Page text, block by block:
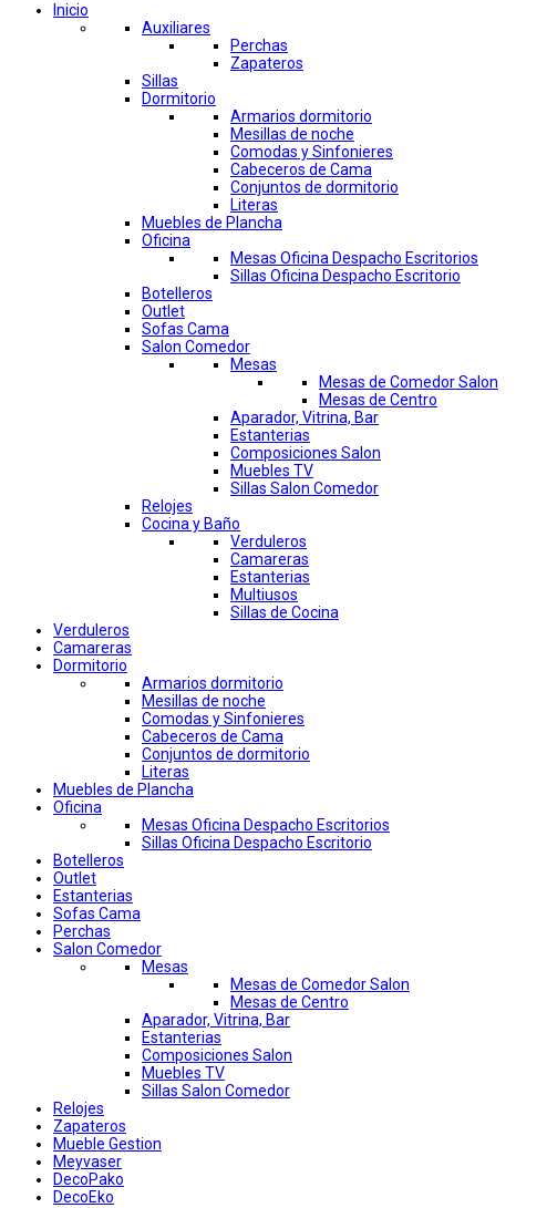
Inicio
Auxiliares
Perchas
Zapateros
Sillas
Dormitorio
Armarios dormitorio
Mesillas de noche
Comodas y Sinfonieres
Cabeceros de Cama
Conjuntos de dormitorio
Literas
Muebles de Plancha
Oficina
Mesas Oficina Despacho Escritorios
Sillas Oficina Despacho Escritorio
Botelleros
Outlet
Sofas Cama
Salon Comedor
Mesas
Mesas de Comedor Salon
Mesas de Centro
Aparador, Vitrina, Bar
Estanterias
Composiciones Salon
Muebles TV
Sillas Salon Comedor
Relojes
Cocina y Baño
Verduleros
Camareras
Estanterias
Multiusos
Sillas de Cocina
Verduleros
Camareras
Dormitorio
Armarios dormitorio
Mesillas de noche
Comodas y Sinfonieres
Cabeceros de Cama
Conjuntos de dormitorio
Literas
Muebles de Plancha
Oficina
Mesas Oficina Despacho Escritorios
Sillas Oficina Despacho Escritorio
Botelleros
Outlet
Estanterias
Sofas Cama
Perchas
Salon Comedor
Mesas
Mesas de Comedor Salon
Mesas de Centro
Aparador, Vitrina, Bar
Estanterias
Composiciones Salon
Muebles TV
Sillas Salon Comedor
Relojes
Zapateros
Mueble Gestion
Meyvaser
DecoPako
DecoEko